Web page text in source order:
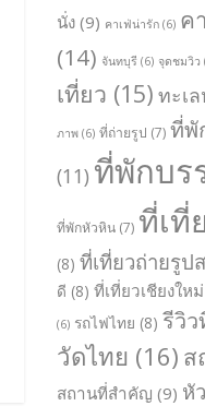
นั่ง (9) คาเฟ่น่ารัก (6) ค
(14) จันทบุรี (6) จุดชมวิว
เที่ยว (15) ทะเ
ภาพ (6) ที่ถ่ายรูป (7) ที่พั
(11) ที่พักบร
ที่พักหัวหิน (7) ที่เที่
(8) ที่เที่ยวถ่ายรูป
ดี (8) ที่เที่ยวเชียงใหม่
(6) รถไฟไทย (8) รีวิว
วัดไทย (16) ส
สถานที่สำคัญ (9) หั